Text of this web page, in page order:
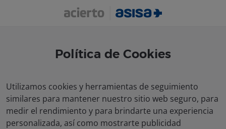
Te llamamos
Política de Cookies
Utilizamos cookies y herramientas de seguimiento
similares para mantener nuestro sitio web seguro, para
medir el rendimiento y para brindarte una experiencia
personalizada, así como mostrarte publicidad